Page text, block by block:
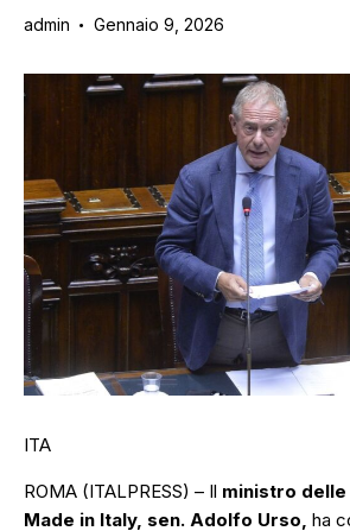
admin Gennaio 9, 2026
ITA
ROMA (ITALPRESS) – Il ministro
Made in Italy, sen. Adolfo Urso, ha